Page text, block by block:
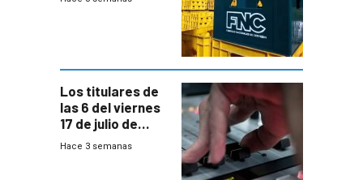
Los titulares de
las 6 del viernes
17 de julio de
2026
Hace 3 semanas